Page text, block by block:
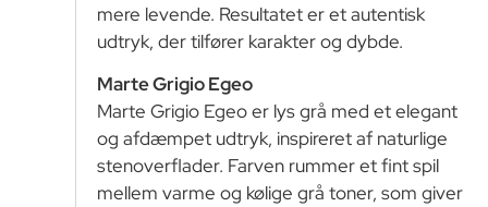
mere levende. Resultatet er et autentisk
udtryk, der tilfører karakter og dybde.
Marte Grigio Egeo
Marte Grigio Egeo er lys grå med et elegant
og afdæmpet udtryk, inspireret af naturlige
stenoverflader. Farven rummer et fint spil
mellem varme og kølige grå toner, som giver